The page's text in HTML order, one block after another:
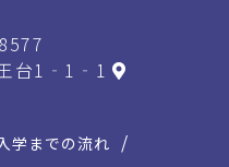
台1‐1‐1
学までの流れ